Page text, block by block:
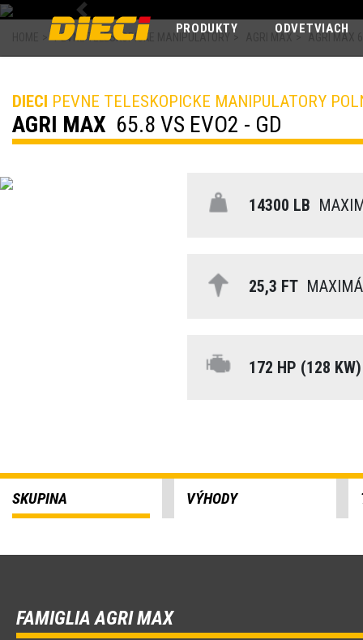
PRODUKTY ODVETVIACH
Previous
PEVNE TELESKOPICKE MANIPULATORY
DIECI PEVNE TELESKOPICKE MANIPULATORY
AGRI MAX 65.8 VS EVO2 - GD
14300 LB
25,3 FT
172 HP (128 KW)
SKUPINA VÝHODY
FAMIGLIA AGRI MAX